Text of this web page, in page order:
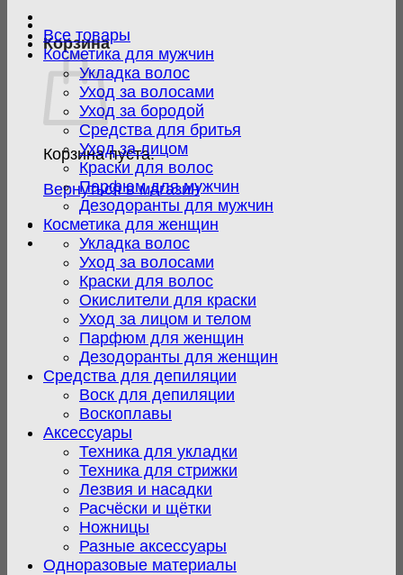
Корзина
Корзина пуста.
Вернуться в магазин
Все товары
Косметика для мужчин
Укладка волос
Уход за волосами
Уход за бородой
Средства для бритья
Уход за лицом
Краски для волос
Парфюм для мужчин
Дезодоранты для мужчин
Косметика для женщин
Укладка волос
Уход за волосами
Краски для волос
Окислители для краски
Уход за лицом и телом
Парфюм для женщин
Дезодоранты для женщин
Средства для депиляции
Воск для депиляции
Воскоплавы
Аксессуары
Техника для укладки
Техника для стрижки
Лезвия и насадки
Расчёски и щётки
Ножницы
Разные аксессуары
Одноразовые материалы